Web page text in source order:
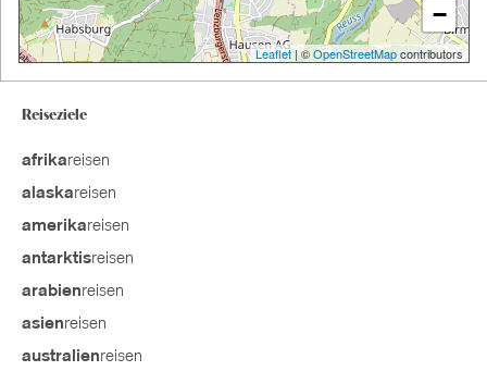
−
Leaflet| ©OpenStreetMapcontributors
Reiseziele
afrikareisen
alaskareisen
amerikareisen
antarktisreisen
arabienreisen
asienreisen
australienreisen